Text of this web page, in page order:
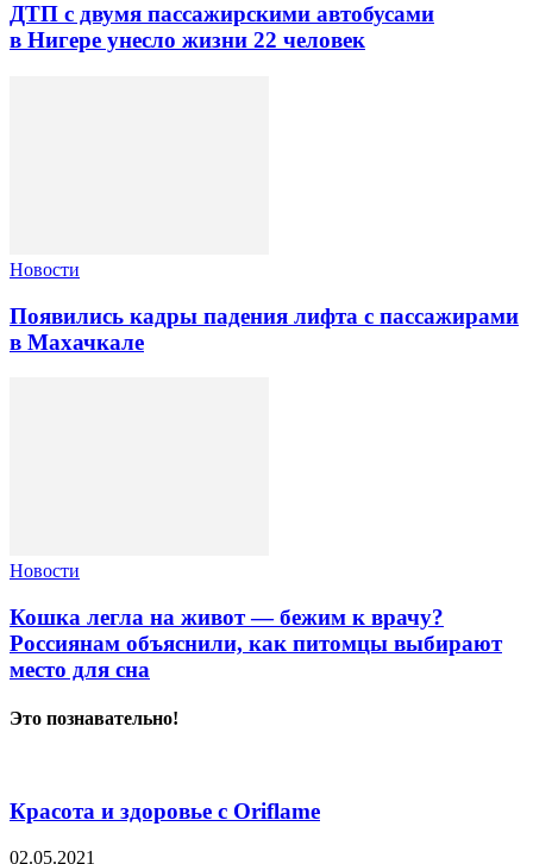
ДТП с двумя пассажирскими автобусами
в Нигере унесло жизни 22 человек
Новости
Появились кадры падения лифта с пассажирами
в Махачкале
Новости
Кошка легла на живот — бежим к врачу?
Россиянам объяснили, как питомцы выбирают
место для сна
Это познавательно!
Красота и здоровье с Oriflame
02.05.2021